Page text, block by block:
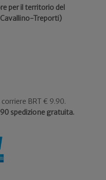
per il territorio del
Treporti)
BRT € 9.90.
spedizione gratuita.